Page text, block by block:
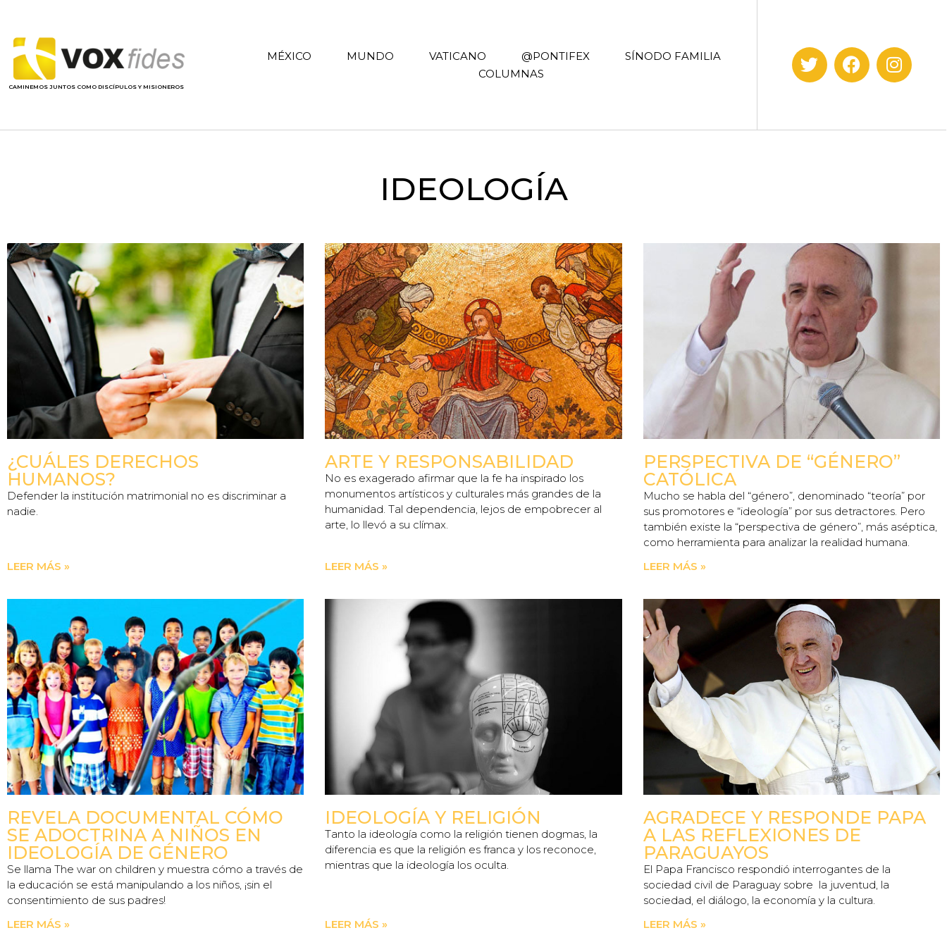
CAMINEMOS JUNTOS COMO DISCÍPULOS Y MISIONEROS
MÉXICO MUNDO VATICANO @PONTIFEX
SÍNODO FAMILIA
COLUMNAS
IDEOLOGÍA
¿CUÁLES DERECHOS
HUMANOS?
Defender la institución matrimonial no es discriminar a
nadie.
LEER MÁS »
ARTE Y RESPONSABILIDAD
No es exagerado afirmar que la fe ha inspirado los
monumentos artísticos y culturales más grandes de la
humanidad. Tal dependencia, lejos de empobrecer al
arte, lo llevó a su clímax.
LEER MÁS »
PERSPECTIVA DE “GÉNERO”
CATÓLICA
Mucho se habla del “género”, denominado “teoría” por
sus promotores e “ideología” por sus detractores. Pero
también existe la “perspectiva de género”, más aséptica,
como herramienta para analizar la realidad humana.
LEER MÁS »
REVELA DOCUMENTAL CÓMO
SE ADOCTRINA A NIÑOS EN
IDEOLOGÍA DE GÉNERO
Se llama The war on children y muestra cómo a través de
la educación se está manipulando a los niños, ¡sin el
consentimiento de sus padres!
LEER MÁS »
IDEOLOGÍA Y RELIGIÓN
Tanto la ideología como la religión tienen dogmas, la
diferencia es que la religión es franca y los reconoce,
mientras que la ideología los oculta.
LEER MÁS »
AGRADECE Y RESPONDE PAPA
A LAS REFLEXIONES DE
PARAGUAYOS
El Papa Francisco respondió interrogantes de la
sociedad civil de Paraguay sobre la juventud, la
sociedad, el diálogo, la economía y la cultura.
LEER MÁS »